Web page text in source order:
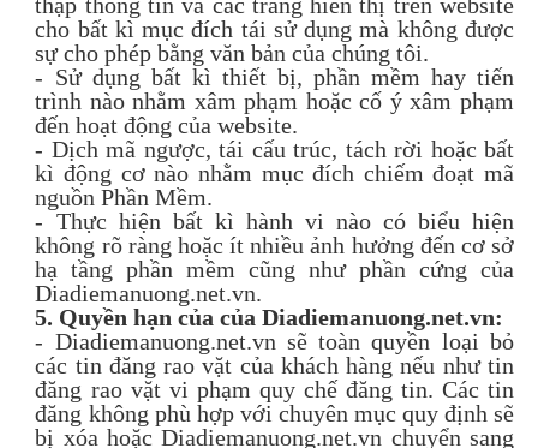
cho bất kì mục đích tái sử dụng mà không được
sự cho phép bằng văn bản của chúng tôi.
- Sử dụng bất kì thiết bị, phần mềm hay tiến
trình nào nhằm xâm phạm hoặc cố ý xâm phạm
đến hoạt động của website.
- Dịch mã ngược, tái cấu trúc, tách rời hoặc bất
kì động cơ nào nhằm mục đích chiếm đoạt mã
nguồn Phần Mềm.
- Thực hiện bất kì hành vi nào có biểu hiện
không rõ ràng hoặc ít nhiều ảnh hưởng đến cơ sở
hạ tầng phần mềm cũng như phần cứng của
Diadiemanuong.net.vn.
5. Quyền hạn của của Diadiemanuong.net.vn:
- Diadiemanuong.net.vn sẽ toàn quyền loại bỏ
các tin đăng rao vặt của khách hàng nếu như tin
đăng rao vặt vi phạm quy chế đăng tin. Các tin
đăng không phù hợp với chuyên mục quy định sẽ
bị xóa hoặc Diadiemanuong.net.vn chuyển sang